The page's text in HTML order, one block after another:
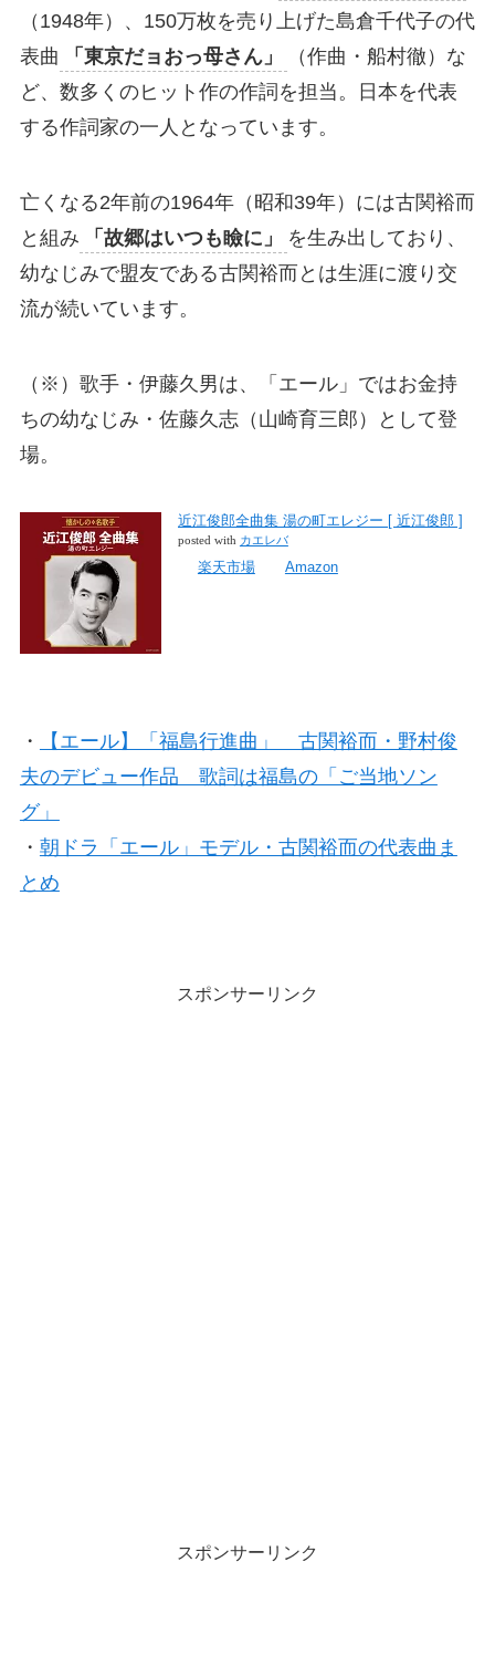
（1948年）、150万枚を売り上げた島倉千代子の代
表曲
「東京だョおっ母さん」
（作曲・船村徹）な
ど、数多くのヒット作の作詞を担当。日本を代表
する作詞家の一人となっています。
亡くなる2年前の1964年（昭和39年）には古関裕而
と組み
「故郷はいつも瞼に」
を生み出しており、
幼なじみで盟友である古関裕而とは生涯に渡り交
流が続いています。
（※）歌手・伊藤久男は、「エール」ではお金持
ちの幼なじみ・佐藤久志（山崎育三郎）として登
場。
近江俊郎全曲集 湯の町エレジー [ 近江俊郎 ]
posted with カエレバ
楽天市場 Amazon
・
【エール】「福島行進曲」 古関裕而・野村俊
夫のデビュー作品 歌詞は福島の「ご当地ソン
グ」
・ 朝ドラ「エール」モデル・古関裕而の代表曲ま
とめ
スポンサーリンク
スポンサーリンク